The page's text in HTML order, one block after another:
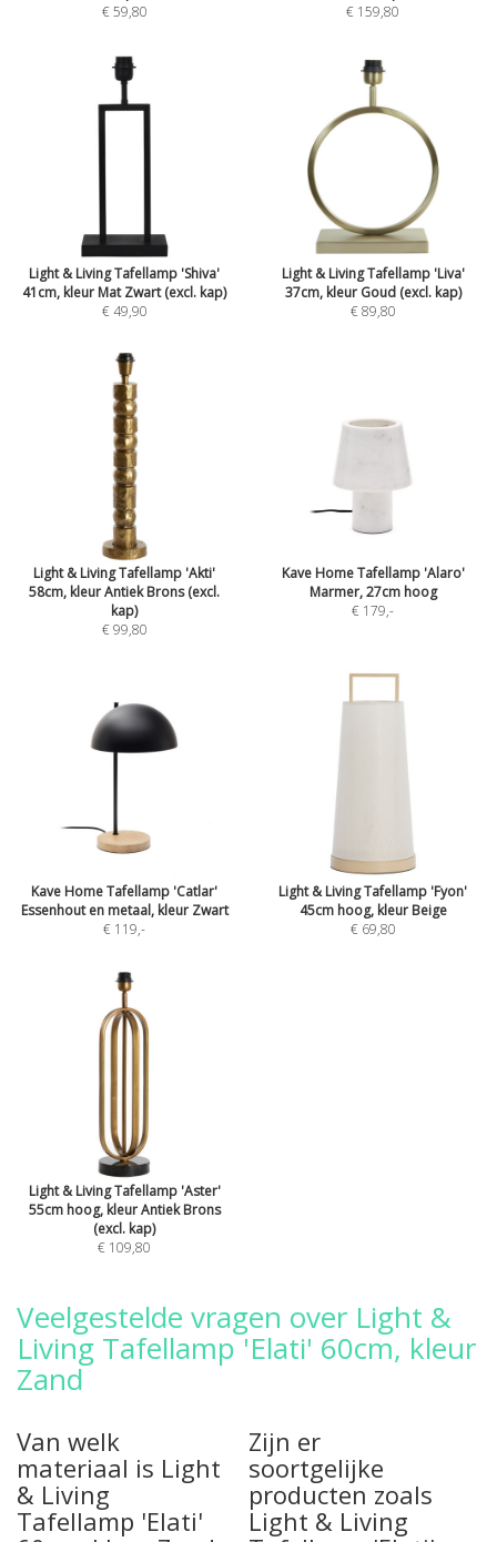
€ 59,80
€ 159,80
Light & Living Tafellamp 'Shiva'
41cm, kleur Mat Zwart (excl. kap)
€ 49,90
Light & Living Tafellamp 'Liva'
37cm, kleur Goud (excl. kap)
€ 89,80
Light & Living Tafellamp 'Akti'
58cm, kleur Antiek Brons (excl.
kap)
€ 99,80
Kave Home Tafellamp 'Alaro'
Marmer, 27cm hoog
€ 179,-
Kave Home Tafellamp 'Catlar'
Essenhout en metaal, kleur Zwart
€ 119,-
Light & Living Tafellamp 'Fyon'
45cm hoog, kleur Beige
€ 69,80
Light & Living Tafellamp 'Aster'
55cm hoog, kleur Antiek Brons
(excl. kap)
€ 109,80
Veelgestelde vragen over Light &
Living Tafellamp 'Elati' 60cm, kleur
Zand
Van welk
materiaal is Light
& Living
Tafellamp 'Elati'
Zijn er
soortgelijke
producten zoals
Light & Living